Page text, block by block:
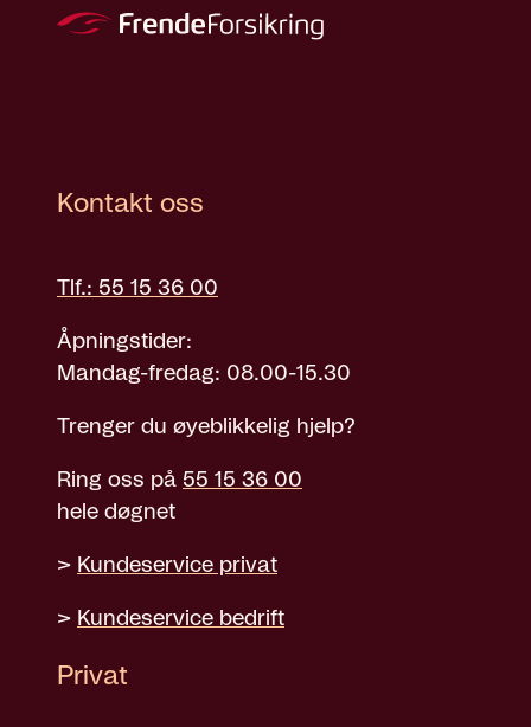
Kontakt oss
Tlf.: 55 15 36 00
Åpningstider:
Mandag-fredag: 08.00-15.30
Trenger du øyeblikkelig hjelp?
Ring oss på 55 15 36 00
hele døgnet
> Kundeservice privat
> Kundeservice bedrift
Privat